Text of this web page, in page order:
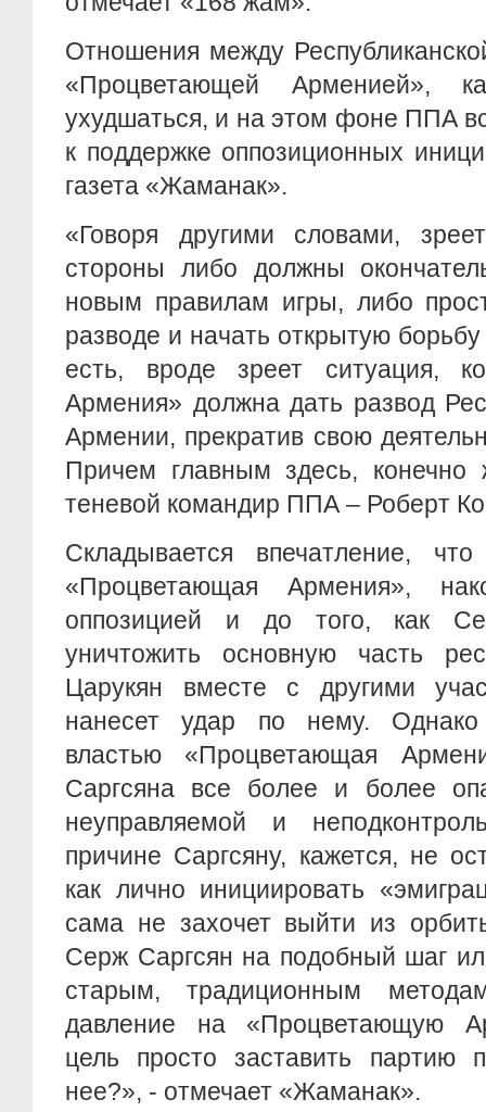
Отношения между
«Процветающей Арменией»,
ухудшаться, и на этом фоне ППА
к поддержке оппозиционных
газета «Жаманак».
«Говоря другими словами,
стороны либо должны
новым правилам игры, либо
разводе и начать открытую борьбу
есть, вроде зреет ситуация,
Армения» должна дать развод
Армении, прекратив свою
Причем главным здесь, конечно
теневой командир ППА – Роберт
Складывается впечатление,
«Процветающая Армения»,
оппозицией и до того, как
уничтожить основную часть
Царукян вместе с другими
нанесет удар по нему.
властью «Процветающая
Саргсяна все более и более
неуправляемой и
причине Саргсяну, кажется, не
как лично инициировать
сама не захочет выйти из
Серж Саргсян на подобный шаг
старым, традиционным
давление на «Процветающую
цель просто заставить партию
нее?», - отмечает «Жаманак».